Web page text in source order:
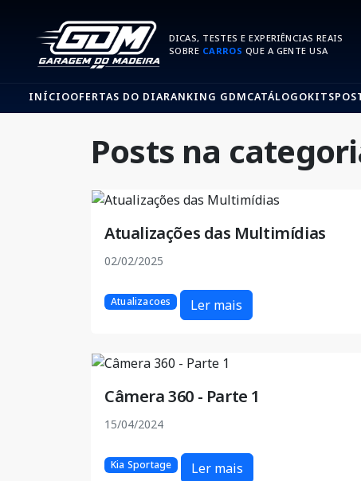
DICAS, TESTES E EXPERIÊNCIAS REAIS
SOBRE CARROS QUE A GENTE USA
INÍCIOOFERTAS DO DIARANKING GDMCATÁLOGOKITS
Posts na
Atualizações das Multimídias
02/02/2025
Atualizacoes Ler mais
Câmera 360 - Parte 1
15/04/2024
Kia Sportage Ler mais